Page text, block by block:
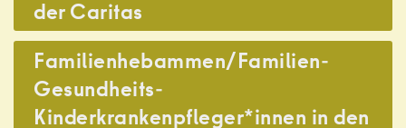
der Caritas
, Familienhebammen/Familien-
Gesundheits-
Kinderkrankenpfleger*innen in den